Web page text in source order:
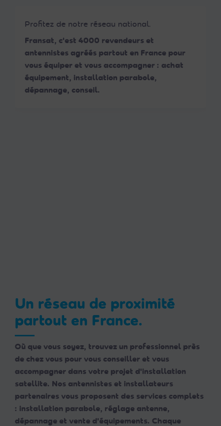
Profitez de notre réseau national.
Fransat, c'est 4000 revendeurs et
antennistes agréés partout en France pour
vous équiper et vous accompagner : achat
équipement, installation parabole,
dépannage, conseil.
Un réseau de proximité
partout en France.
Où que vous soyez, trouvez un professionnel près
de chez vous pour vous conseiller et vous
accompagner dans votre projet d'installation
satellite. Nos antennistes et installateurs
partenaires vous proposent des services complets
: installation parabole, réglage antenne,
dépannage et vente d'équipements. Chaque